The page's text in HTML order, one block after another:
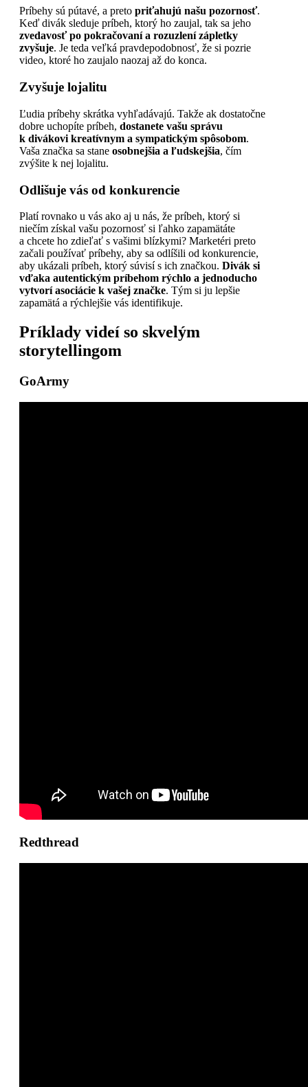
Príbehy sú pútavé, a preto priťahujú našu pozornosť.
Keď divák sleduje príbeh, ktorý ho zaujal, tak sa jeho
zvedavosť po pokračovaní a rozuzlení zápletky
zvyšuje. Je teda veľká pravdepodobnosť, že si pozrie
video, ktoré ho zaujalo naozaj až do konca.
Zvyšuje lojalitu
Ľudia príbehy skrátka vyhľadávajú. Takže ak dostatočne
dobre uchopíte príbeh, dostanete vašu správu
k divákovi kreatívnym a sympatickým spôsobom.
Vaša značka sa stane osobnejšia a ľudskejšia, čím
zvýšite k nej lojalitu.
Odlišuje vás od konkurencie
Platí rovnako u vás ako aj u nás, že príbeh, ktorý si
niečím získal vašu pozornosť si ľahko zapamätáte
a chcete ho zdieľať s vašimi blízkymi? Marketéri preto
začali používať príbehy, aby sa odlíšili od konkurencie,
aby ukázali príbeh, ktorý súvisí s ich značkou. Divák si
vďaka autentickým príbehom rýchlo a jednoducho
vytvorí asociácie k vašej značke. Tým si ju lepšie
zapamätá a rýchlejšie vás identifikuje.
Príklady videí so skvelým
storytellingom
GoArmy
Redthread